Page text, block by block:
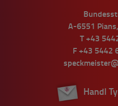
A-6551
Pians,
T +43
F +43 5442
Handl